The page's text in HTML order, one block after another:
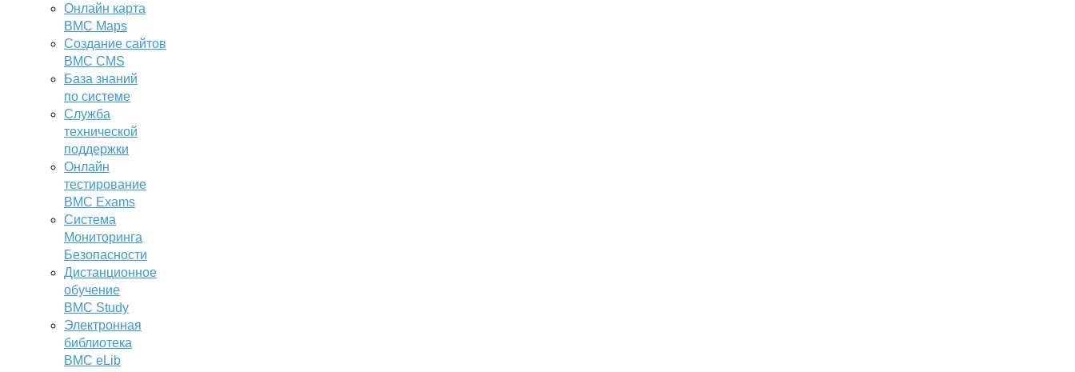
Онлайн карта
BMC Maps
Создание сайтов
BMC CMS
База знаний
по системе
Служба
технической
поддержки
Онлайн
тестирование
BMC Exams
Система
Мониторинга
Безопасности
Дистанционное
обучение
BMC Study
Электронная
библиотека
BMC eLib